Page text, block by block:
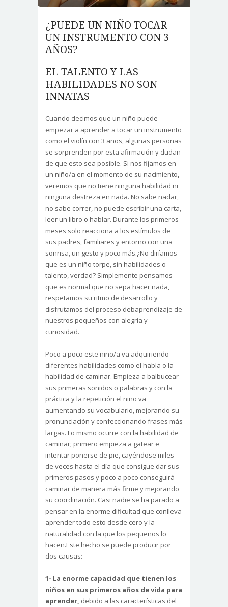
¿PUEDE UN NIÑO TOCAR
UN INSTRUMENTO CON 3
AÑOS?
EL TALENTO Y LAS
HABILIDADES NO SON
INNATAS
Cuando decimos que un niño puede
empezar a aprender a tocar un instrumento
como el violín con 3 años, algunas personas
se sorprenden por esta afirmación y dudan
de que esto sea posible. Si nos fijamos en
un niño/a en el momento de su nacimiento,
veremos que no tiene ninguna habilidad ni
ninguna destreza en nada. No sabe nadar,
no sabe correr, no puede escribir una carta,
leer un libro o hablar. Durante los primeros
meses solo reacciona a los estímulos de
sus padres, familiares y entorno con una
sonrisa, un gesto y poco más.¿No diríamos
que es un niño torpe, sin habilidades o
talento, verdad? Simplemente pensamos
que es normal que no sepa hacer nada,
respetamos su ritmo de desarrollo y
disfrutamos del proceso debaprendizaje de
nuestros pequeños con alegría y
curiosidad.
Poco a poco este niño/a va adquiriendo
diferentes habilidades como el habla o la
habilidad de caminar. Empieza a balbucear
sus primeras sonidos o palabras y con la
práctica y la repetición el niño va
aumentando su vocabulario, mejorando su
pronunciación y confeccionando frases más
largas. Lo mismo ocurre con la habilidad de
caminar; primero empieza a gatear e
intentar ponerse de pie, cayéndose miles
de veces hasta el día que consigue dar sus
primeros pasos y poco a poco conseguirá
caminar de manera más firme y mejorando
su coordinación. Casi nadie se ha parado a
pensar en la enorme dificultad que conlleva
aprender todo esto desde cero y la
naturalidad con la que los pequeños lo
hacen.Este hecho se puede producir por
dos causas:
1- La enorme capacidad que tienen los
niños en sus primeros años de vida para
aprender, debido a las características del